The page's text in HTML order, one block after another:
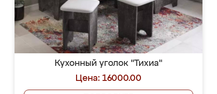
Кухонный уголок "Тихиа"
Цена: 16000.00